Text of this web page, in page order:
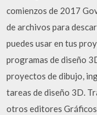
comienzos de 2017
de archivos para
puedes usar en tus
programas de diseño
proyectos de dibujo,
tareas de diseño 3D.
otros editores